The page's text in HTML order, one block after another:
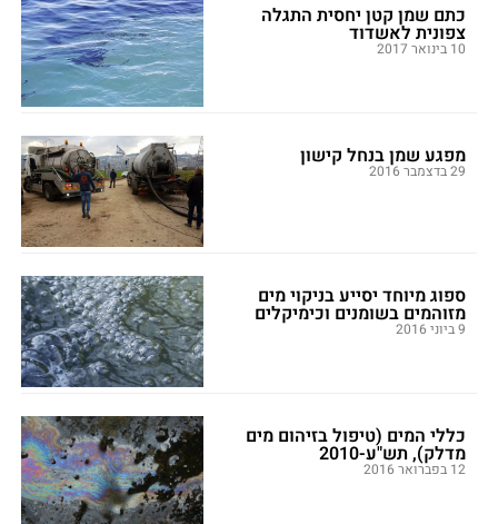
כתם שמן קטן יחסית התגלה
צפונית לאשדוד
10 בינואר 2017
מפגע שמן בנחל קישון
29 בדצמבר 2016
ספוג מיוחד יסייע בניקוי מים
מזוהמים בשומנים וכימיקלים
9 ביוני 2016
כללי המים (טיפול בזיהום מים
מדלק), תש"ע-2010
12 בפברואר 2016